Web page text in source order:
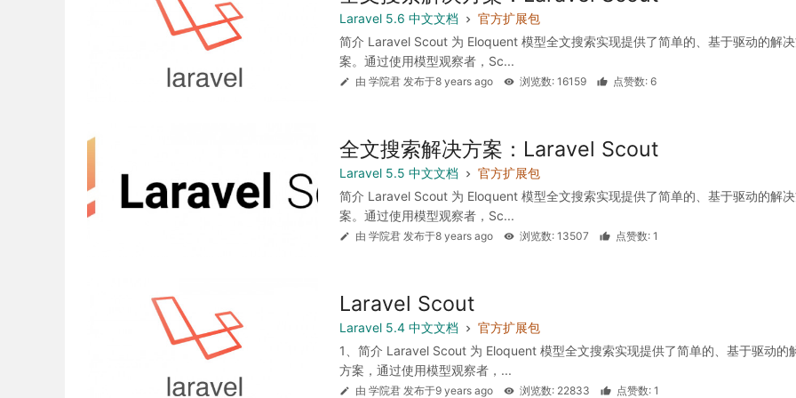
Laravel 5.6 中文文档
官方扩展包
简介 Laravel Scout 为 Eloquent 模型全文搜索实现提供了简单的、基于驱动的解
案。通过使用模型观察者，Sc...
由 学院君 发布于8 years ago 浏览数: 16159 点赞数: 6
全文搜索解决方案：Laravel Scout
Laravel 5.5 中文文档
官方扩展包
简介 Laravel Scout 为 Eloquent 模型全文搜索实现提供了简单的、基于驱动的解
案。通过使用模型观察者，Sc...
由 学院君 发布于8 years ago 浏览数: 13507 点赞数: 1
Laravel Scout
Laravel 5.4 中文文档
官方扩展包
1、简介 Laravel Scout 为 Eloquent 模型全文搜索实现提供了简单的、基于驱动的
方案，通过使用模型观察者，...
由 学院君 发布于9 years ago 浏览数: 22833 点赞数: 1